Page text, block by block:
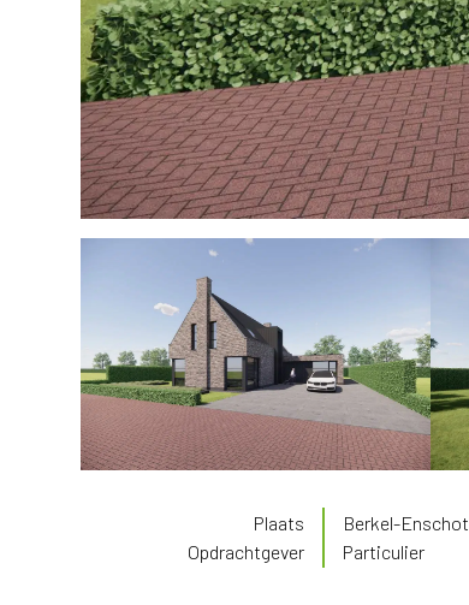
Plaats
Berkel-Enschot
Opdrachtgever
Particulier